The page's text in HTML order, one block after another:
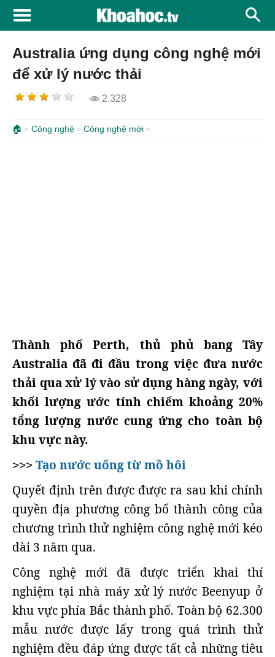
Australia ứng dụng công nghệ mới
để xử lý nước thải
2.328
🏠 Công nghệ Công nghệ mới
Thành phố Perth, thủ phủ bang Tây
Australia đã đi đầu trong việc đưa nước
thải qua xử lý vào sử dụng hàng ngày, với
khối lượng ước tính chiếm khoảng 20%
tổng lượng nước cung ứng cho toàn bộ
khu vực này.
>>> Tạo nước uống từ mồ hôi
Quyết định trên được được ra sau khi chính
quyền địa phương công bố thành công của
chương trình thử nghiệm công nghệ mới kéo
dài 3 năm qua.
Công nghệ mới đã được triển khai thí
nghiệm tại nhà máy xử lý nước Beenyup ở
khu vực phía Bắc thành phố. Toàn bộ 62.300
mẫu nước được lấy trong quá trình thử
nghiệm đều đáp ứng được tất cả những tiêu